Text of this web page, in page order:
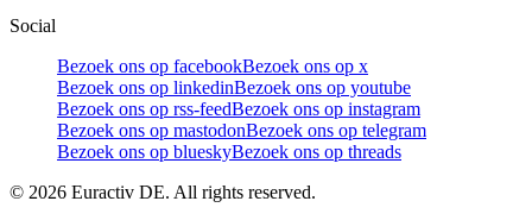
Social
Bezoek ons op facebookBezoek ons op x
Bezoek ons op linkedinBezoek ons op youtube
Bezoek ons op rss-feedBezoek ons op instagram
Bezoek ons op mastodonBezoek ons op telegram
Bezoek ons op blueskyBezoek ons op threads
© 2026 Euractiv DE. All rights reserved.